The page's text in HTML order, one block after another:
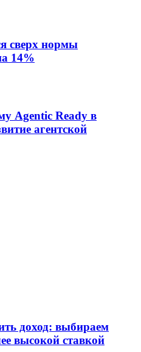
сверх нормы
14%
Agentic Ready в
агентской
доход: выбираем
высокой ставкой